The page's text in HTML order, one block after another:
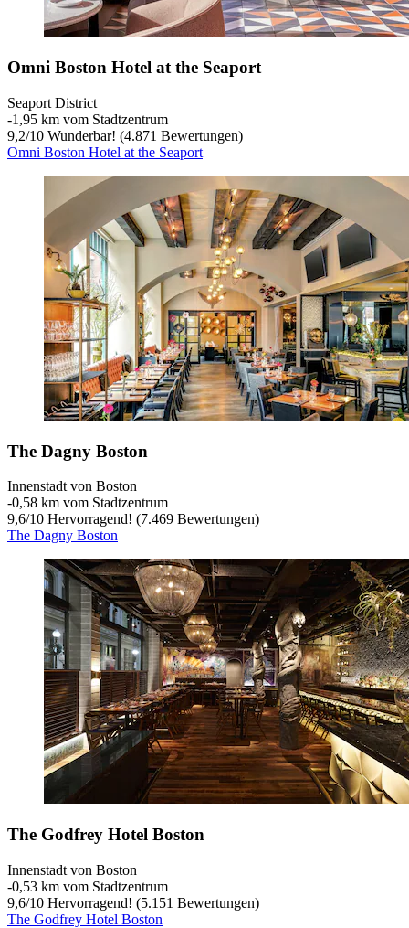
Omni Boston Hotel at the Seaport
Seaport District
‐1,95 km vom Stadtzentrum
9,2/10 Wunderbar! (4.871 Bewertungen)
Omni Boston Hotel at the Seaport
The Dagny Boston
Innenstadt von Boston
‐0,58 km vom Stadtzentrum
9,6/10 Hervorragend! (7.469 Bewertungen)
The Dagny Boston
The Godfrey Hotel Boston
Innenstadt von Boston
‐0,53 km vom Stadtzentrum
9,6/10 Hervorragend! (5.151 Bewertungen)
The Godfrey Hotel Boston